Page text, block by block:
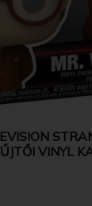
VINYL